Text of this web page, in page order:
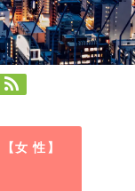
【女 性】